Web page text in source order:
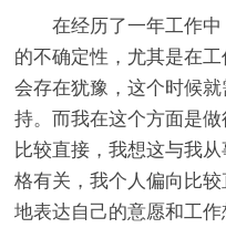
在经历了一年工作
的不确定性，尤其是在
会存在犹豫，这个时候
持。而我在这个方面是
比较直接，我想这与我
格有关，我个人偏向比
地表达自己的意愿和工